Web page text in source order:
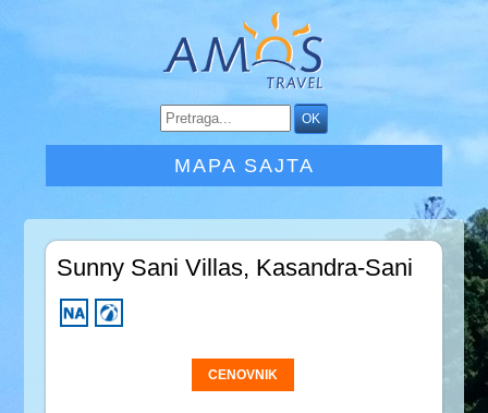
MAPA SAJTA
Sunny Sani Villas, Kasandra-Sani
CENOVNIK